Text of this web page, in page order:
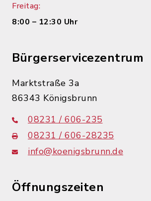
Freitag:
8:00 – 12:30 Uhr
Bürgerservicezentrum
Marktstraße 3a
86343 Königsbrunn
08231 / 606-235
08231 / 606-28235
info@koenigsbrunn.de
Öffnungszeiten